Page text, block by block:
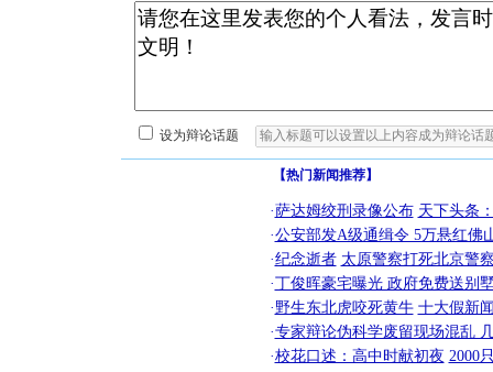
设为辩论话题
【热门新闻推荐】
·萨达姆绞刑录像公布 天下头条
·公安部发A级通缉令 5万悬红佛
·纪念逝者 太原警察打死北京警
·丁俊晖豪宅曝光 政府免费送别
·野生东北虎咬死黄牛 十大假新
·专家辩论伪科学废留现场混乱
·校花口述：高中时献初夜 2000